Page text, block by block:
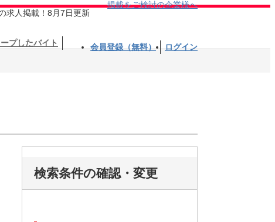
求人掲載！8月7日更新
掲載をご検討の企業様へ
プしたバイト 会員登録（無料） ログイン
検索条件の確認・変更